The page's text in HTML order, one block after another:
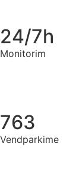
24/7h
Monitorim
763
Vendparkime